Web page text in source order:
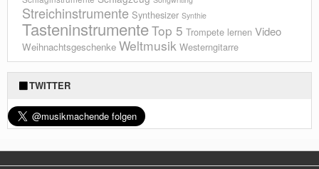
Streichinstrumente Synthesizer Synthie
TasteninstrumenteTop 5 Trompete lernen Video
Weihnachtsgeschenke Weltmusik Westerngitarre
TWITTER